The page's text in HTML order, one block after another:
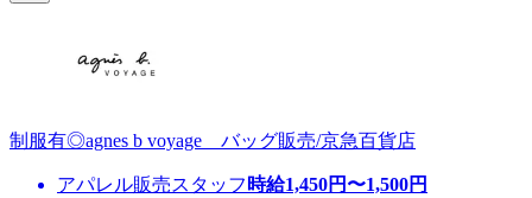
制服有◎agnes b voyage バッグ販売/京急百貨店
アパレル販売スタッフ 時給1,450円〜1,500円